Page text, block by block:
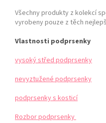
Všechny produkty z kolekcí
vyrobeny pouze z těch
Vlastnosti podprsenky
vysoký střed podprsenky
nevyztužené podprsenky
podprsenky s kosticí
Rozbor podprsenky